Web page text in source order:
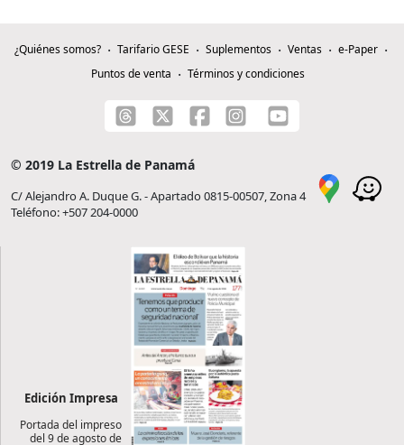
¿Quiénes somos? Tarifario GESE Suplementos Ventas
e-Paper
Puntos de venta
Términos y condiciones
© 2019 La Estrella de Panamá
C/ Alejandro A. Duque G. - Apartado 0815-00507, Zona 4
Teléfono: +507 204-0000
Edición Impresa
Portada del impreso
del 9 de agosto de